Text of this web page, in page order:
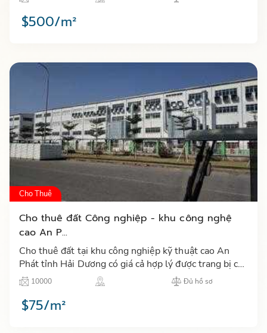
phân khúc cao cấp…
$500/m²
Cho Thuê
Cho thuê đất Công nghiệp - khu công nghệ
cao An P...
Cho thuê đất tại khu công nghiệp kỹ thuật cao An
Phát tỉnh Hải Dương có giá cả hợp lý được trang bị cơ
sở vật chất đầy đủ và tiện lợi,..…
10000 Đủ hồ sơ
$75/m²